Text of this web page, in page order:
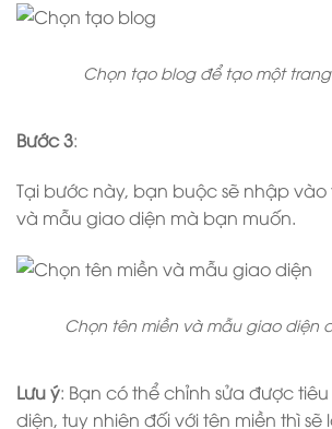
Chọn tạo blog để tạo một
Bước 3:
Tại bước này, bạn buộc sẽ nhập vào
và mẫu giao diện mà bạn muốn.
Chọn tên miền và mẫu giao diện
Lưu ý: Bạn có thể chỉnh sửa được
diện, tuy nhiên đối với tên miền thì sẽ